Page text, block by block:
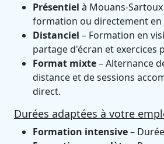
Présentiel à Mouans-
formation ou directement en
Distanciel – Formation en
partage d'écran et exercices
Format mixte– Alternance
distance et de sessions
direct.
Durées adaptées à votre
Formation intensive–